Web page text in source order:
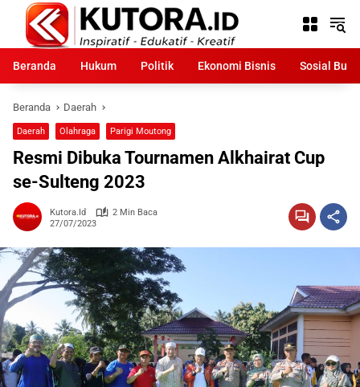
Langsung
konten
Beranda
Hukum Politik Ekonomi Bisnis Sosial
Beranda Daerah
Daerah Olahraga Parigi Moutong
Resmi Dibuka Tournamen Alkhairat Cup
se-Sulteng 2023
Kutora.id
2 Min Baca
27/07/2023